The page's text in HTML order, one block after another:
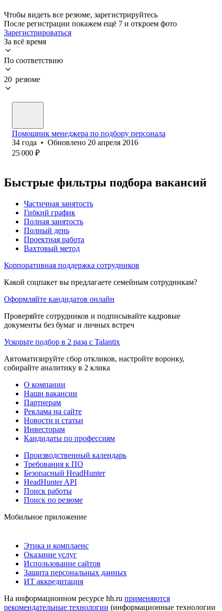
Чтобы видеть все резюме, зарегистрируйтесь
После регистрации покажем ещё 7 и откроем фото
Зарегистрироваться
За всё время
По соответствию
20 резюме
Помощник менеджера по подбору персонала
34 года • Обновлено 20 апреля 2016
25 000 ₽
Быстрые фильтры подбора вакансий
Частичная занятость
Гибкий график
Полная занятость
Полный день
Проектная работа
Вахтовый метод
Корпоративная поддержка сотрудников
Какой соцпакет вы предлагаете семейным сотрудникам?
Оформляйте кандидатов онлайн
Проверяйте сотрудников и подписывайте кадровые
документы без бумаг и личных встреч
Ускорьте подбор в 2 раза с Talantix
Автоматизируйте сбор откликов, настройте воронку,
собирайте аналитику в 2 клика
О компании
Наши вакансии
Партнерам
Реклама на сайте
Новости и статьи
Инвесторам
Кандидаты по профессиям
Производственный календарь
Требования к ПО
Безопасный HeadHunter
HeadHunter API
Поиск работы
Поиск по резюме
Мобильное приложение
Этика и комплаенс
Оказание услуг
Использование сайтов
Защита персональных данных
ИТ аккредитация
На информационном ресурсе hh.ru применяются
рекомендательные технологии (информационные технологии